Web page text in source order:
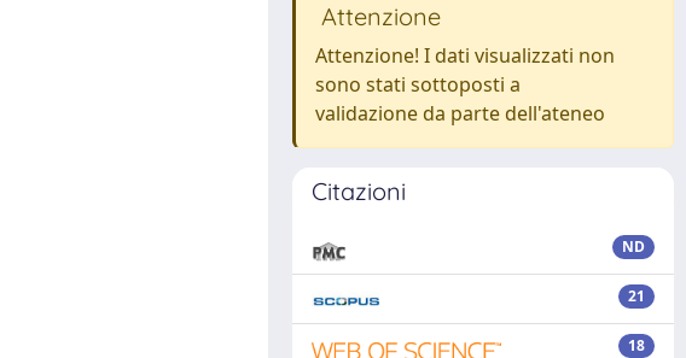
Attenzione
Attenzione! I dati visualizzati non
sono stati sottoposti a
validazione da parte dell'ateneo
Citazioni
ND
21
18